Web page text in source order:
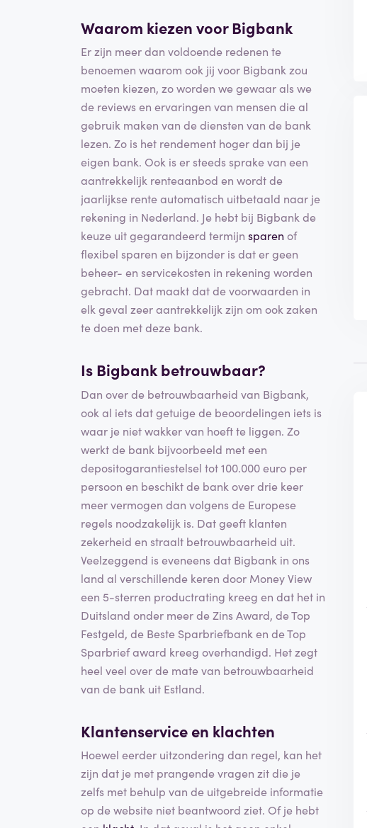
Waarom kiezen voor Bigbank
Er zijn meer dan voldoende redenen te
benoemen waarom ook jij voor Bigbank zou
moeten kiezen, zo worden we gewaar als we
de reviews en ervaringen van mensen die al
gebruik maken van de diensten van de bank
lezen. Zo is het rendement hoger dan bij je
eigen bank. Ook is er steeds sprake van een
aantrekkelijk renteaanbod en wordt de
jaarlijkse rente automatisch uitbetaald naar je
rekening in Nederland. Je hebt bij Bigbank de
keuze uit gegarandeerd termijn sparen of
flexibel sparen en bijzonder is dat er geen
beheer- en servicekosten in rekening worden
gebracht. Dat maakt dat de voorwaarden in
elk geval zeer aantrekkelijk zijn om ook zaken
te doen met deze bank.
Is Bigbank betrouwbaar?
Dan over de betrouwbaarheid van Bigbank,
ook al iets dat getuige de beoordelingen iets is
waar je niet wakker van hoeft te liggen. Zo
werkt de bank bijvoorbeeld met een
depositogarantiestelsel tot 100.000 euro per
persoon en beschikt de bank over drie keer
meer vermogen dan volgens de Europese
regels noodzakelijk is. Dat geeft klanten
zekerheid en straalt betrouwbaarheid uit.
Veelzeggend is eveneens dat Bigbank in ons
land al verschillende keren door Money View
een 5-sterren productrating kreeg en dat het in
Duitsland onder meer de Zins Award, de Top
Festgeld, de Beste Sparbriefbank en de Top
Sparbrief award kreeg overhandigd. Het zegt
heel veel over de mate van betrouwbaarheid
van de bank uit Estland.
Klantenservice en klachten
Hoewel eerder uitzondering dan regel, kan het
zijn dat je met prangende vragen zit die je
zelfs met behulp van de uitgebreide informatie
op de website niet beantwoord ziet. Of je hebt